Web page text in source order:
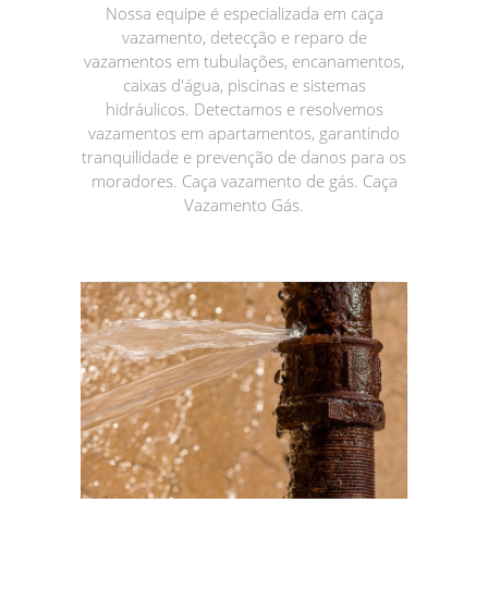
Nossa equipe é especializada em caça
vazamento, detecção e reparo de
vazamentos em tubulações, encanamentos,
caixas d'água, piscinas e sistemas
hidráulicos. Detectamos e resolvemos
vazamentos em apartamentos, garantindo
tranquilidade e prevenção de danos para os
moradores. Caça vazamento de gás. Caça
Vazamento Gás.